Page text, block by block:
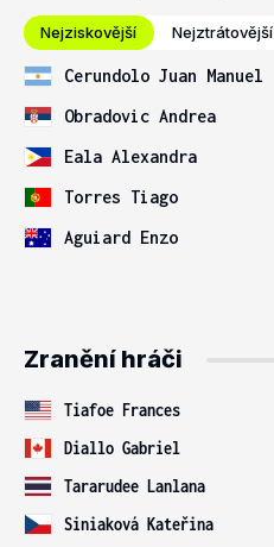
Nejziskovější Nejztrátovější
Cerundolo Juan Manuel
Obradovic Andrea
Eala Alexandra
Torres Tiago
Aguiard Enzo
Zranění hráči
Tiafoe Frances
Diallo Gabriel
Tararudee Lanlana
Siniaková Kateřina